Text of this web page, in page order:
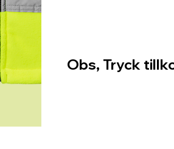
Obs, Tryck